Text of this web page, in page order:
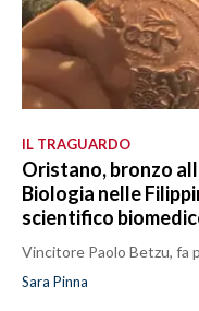
IL TRAGUARDO
Oristano, bronzo
Biologia nelle
scientifico
Vincitore Paolo Betzu, fa
Sara Pinna